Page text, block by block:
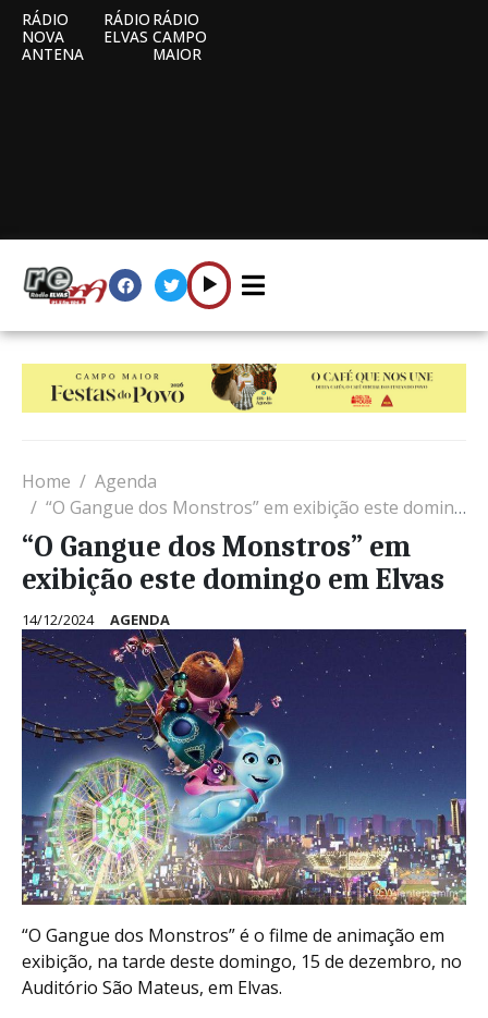
RÁDIO
NOVA
ANTENA
RÁDIO
ELVAS
RÁDIO
CAMPO
MAIOR
Home
Agenda
“O Gangue dos Monstros” em exibição este domingo em Elvas
“O Gangue dos Monstros” em
exibição este domingo em Elvas
14/12/2024 AGENDA
“O Gangue dos Monstros” é o filme de animação em
exibição, na tarde deste domingo, 15 de dezembro, no
Auditório São Mateus, em Elvas.